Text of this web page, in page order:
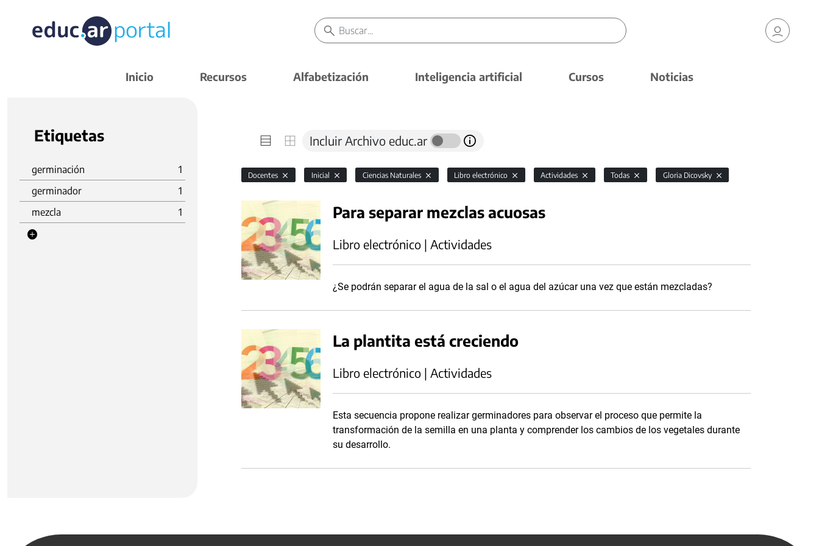
Inicio Recursos Alfabetización Inteligencia artificial Cursos Noticias
Etiquetas
germinación
1
germinador
1
mezcla
1
Incluir Archivo educ.ar
Docentes Inicial Ciencias Naturales Libro electrónico Actividades Todas Gloria Dicovsky
Para separar mezclas acuosas
Libro electrónico | Actividades
¿Se podrán separar el agua de la sal o el agua del azúcar una vez que están mezcladas?
La plantita está creciendo
Libro electrónico | Actividades
Esta secuencia propone realizar germinadores para observar el proceso que permite la
transformación de la semilla en una planta y comprender los cambios de los vegetales durante
su desarrollo.